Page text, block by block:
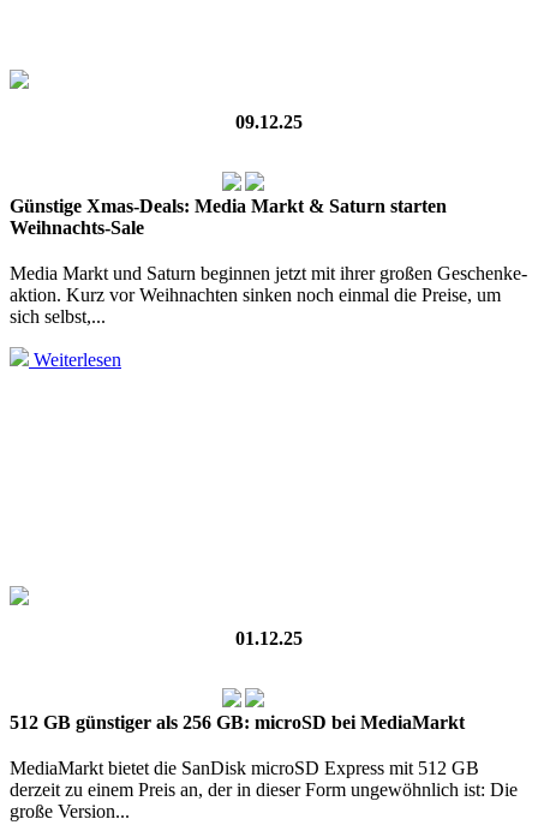
09.12.25
Günstige Xmas-Deals: Media Markt & Saturn starten
Weihnachts-Sale
Media Markt und Saturn beginnen jetzt mit ihrer großen Geschenke­
aktion. Kurz vor Weihnachten sinken noch einmal die Preise, um
sich selbst,...
Weiterlesen
01.12.25
512 GB günstiger als 256 GB: microSD bei MediaMarkt
MediaMarkt bietet die SanDisk microSD Express mit 512 GB
derzeit zu einem Preis an, der in dieser Form unge­wöhn­lich ist: Die
große Version...